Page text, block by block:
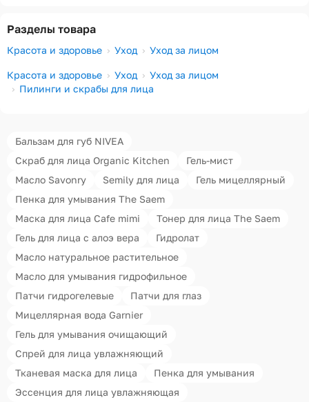
Разделы товара
Красота и здоровье Уход Уход за лицом
Красота и здоровье Уход
Уход за лицом
Пилинги и скрабы для лица
Бальзам для губ NIVEA
Скраб для лица Organic Kitchen
Гель-мист
Масло Savonry
Semily для лица
Гель мицеллярный
Пенка для умывания The Saem
Маска для лица Cafe mimi
Тонер для лица The Saem
Гель для лица с алоэ вера
Гидролат
Масло натуральное растительное
Масло для умывания гидрофильное
Патчи гидрогелевые
Патчи для глаз
Мицеллярная вода Garnier
Гель для умывания очищающий
Спрей для лица увлажняющий
Тканевая маска для лица
Пенка для умывания
Эссенция для лица увлажняющая